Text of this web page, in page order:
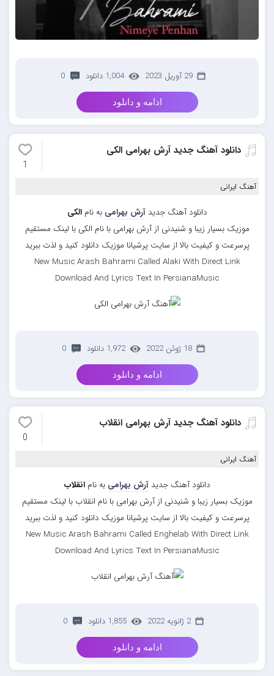
29 آوریل 2023 1,004 دانلود 0
ادامه و دانلود
دانلود آهنگ جدید آرش بهرامی الکی
1
آهنگ ایرانی
دانلود آهنگ جدیدآرش بهرامی به نامالکی
موزیک بسیار زیبا و شنیدنی از آرش بهرامی با نام الکی با لینک مستقیم
پرسرعت و کیفیت بالا از سایت پرشیانا موزیک دانلود کنید و لذت ببرید
New Music Arash Bahrami Called Alaki With Direct Link
Download And Lyrics Text In PersianaMusic
18 ژوئن 2022 1,972 دانلود 0
ادامه و دانلود
دانلود آهنگ جدید آرش بهرامی انقلاب
0
آهنگ ایرانی
دانلود آهنگ جدیدآرش بهرامی به نامانقلاب
موزیک بسیار زیبا و شنیدنی از آرش بهرامی با نام انقلاب با لینک مستقیم
پرسرعت و کیفیت بالا از سایت پرشیانا موزیک دانلود کنید و لذت ببرید
New Music Arash Bahrami Called Enghelab With Direct Link
Download And Lyrics Text In PersianaMusic
2 ژانویه 2022 1,855 دانلود 0
ادامه و دانلود